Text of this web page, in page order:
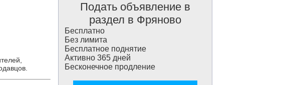
Подать объявление в
раздел в Фряново
Бесплатно
Без лимита
Бесплатное поднятие
Активно 365 дней
Бесконечное продление